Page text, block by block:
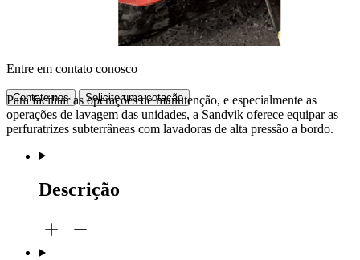
Entre em contato conosco
Contate-nos Solicite uma cotação
Para facilitar as operações de manutenção, e especialmente as
operações de lavagem das unidades, a Sandvik oferece equipar as
perfuratrizes subterrâneas com lavadoras de alta pressão a bordo.
Descrição